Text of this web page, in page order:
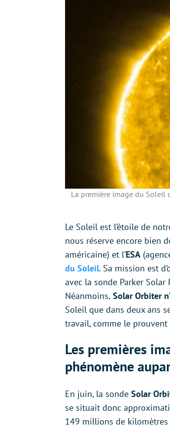
La première image du Soleil
Le Soleil est l’étoile de
nous réserve encore bien
américaine) et l’ESA
du Soleil. Sa mission est
avec la sonde Parker
Néanmoins, Solar Orbiter
Soleil que dans deux ans
travail, comme le prouvent
Les premières
phénomène
En juin, la sonde Solar
se situait donc
149 millions de kilomètres